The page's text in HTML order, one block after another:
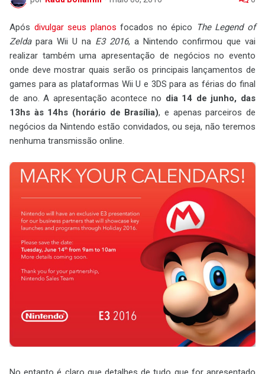
Após divulgar seus planos focados no épico
The Legend of
Zeldapara Wii U na E3 2016, a Nintendo confirmou que vai
realizar também uma apresentação de negócios no evento
onde deve mostrar quais serão os principais lançamentos de
games para as plataformas Wii U e 3DS para as férias do final
de ano. A apresentação acontece no dia 14 de junho, das
13hs às 14hs (horário de Brasília), e apenas parceiros de
negócios da Nintendo estão convidados, ou seja, não teremos
nenhuma transmissão online.